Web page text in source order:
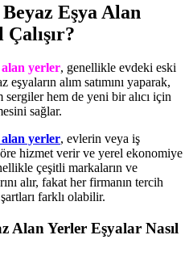
Eşya Alan
alan yerler, genellikle evdeki eski
alım satımını yaparak,
sergiler hem de yeni bir alıcı için
sağlar.
alan yerler, evlerin veya iş
hizmet verir ve yerel ekonomiye
çeşitli markaların ve
alır, fakat her firmanın tercih
farklı olabilir.
Alan Yerler Eşyalar Nasıl